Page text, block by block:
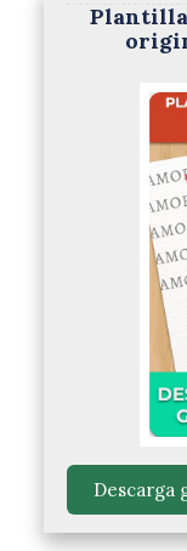
Plantilla
Descarga